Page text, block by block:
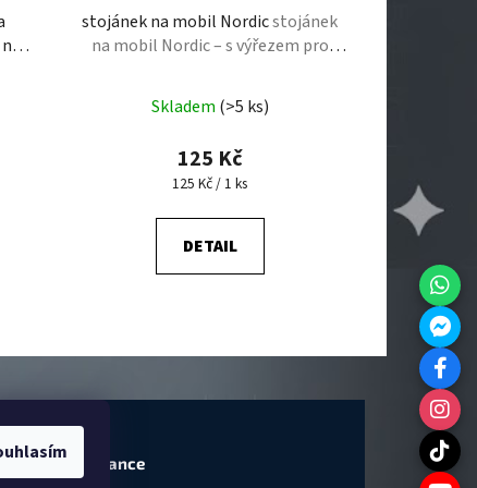
stojánek na mobil Nordicstojánek
na mobil Nordic – s výřezem pro
Skladem (>5 ks)
125 Kč
Měrná cena:
125 Kč / 1 ks
DETAIL
výroba & Garance